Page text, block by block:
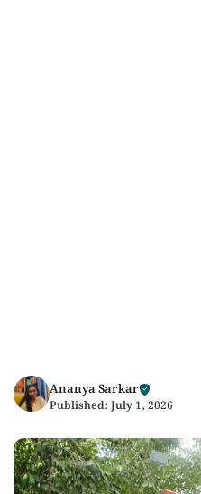
Ananya Sarkar
Published: July 1, 2026